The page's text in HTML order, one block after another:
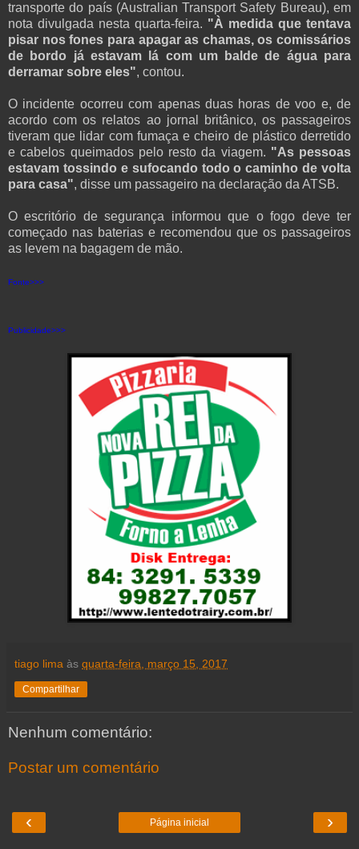
transporte do país (Australian Transport Safety Bureau), em
nota divulgada nesta quarta-feira. "À medida que tentava
pisar nos fones para apagar as chamas, os comissários
de bordo já estavam lá com um balde de água para
derramar sobre eles", contou.
O incidente ocorreu com apenas duas horas de voo e, de
acordo com os relatos ao jornal britânico, os passageiros
tiveram que lidar com fumaça e cheiro de plástico derretido
e cabelos queimados pelo resto da viagem. "As pessoas
estavam tossindo e sufocando todo o caminho de volta
para casa", disse um passageiro na declaração da ATSB.
O escritório de segurança informou que o fogo deve ter
começado nas baterias e recomendou que os passageiros
as levem na bagagem de mão.
Fonte>>>
Publicidade>>>
tiago lima às quarta-feira, março 15, 2017
Compartilhar
Nenhum comentário:
Postar um comentário
‹ ›
Página inicial